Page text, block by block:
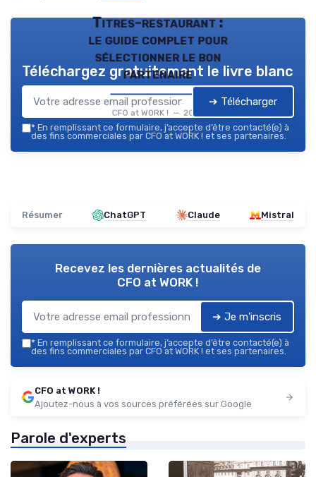
Titres-restaurant :
le guide complet pour
sélectionner le bon
partenaire
CFO at WORK ! — 2026
Téléchargez gratuitement le livre blanc
➔ Télécharger
* En remplissant ce formulaire, j’accepte d’être contacté(e) à
des fins commerciales par CFO at WORK ! et ses partenaires.
Résumer ChatGPT Claude Mistral
Recevez les dernières actualités de
CFO at WORK !
➔ Je m'inscris
* En remplissant ce formulaire, j’accepte d’être contacté(e) à
des fins commerciales par CFO at WORK ! et ses partenaires.
CFO at WORK !
Ajoutez-nous à vos sources préférées sur Google
Parole d'experts